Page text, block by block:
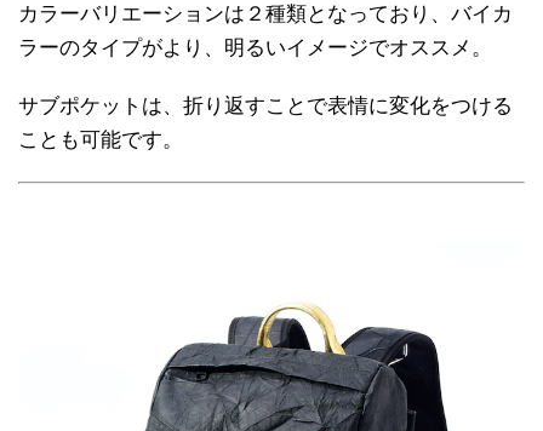
カラーバリエーションは２種類となっており、バイカ
ラーのタイプがより、明るいイメージでオススメ。
サブポケットは、折り返すことで表情に変化をつける
ことも可能です。